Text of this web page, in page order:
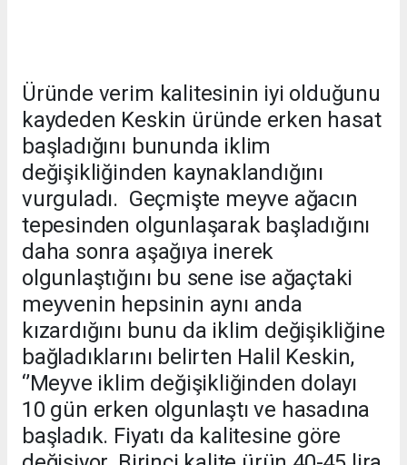
Üründe verim kalitesinin iyi olduğunu
kaydeden Keskin üründe erken hasat
başladığını bununda iklim
değişikliğinden kaynaklandığını
vurguladı. Geçmişte meyve ağacın
tepesinden olgunlaşarak başladığını
daha sonra aşağıya inerek
olgunlaştığını bu sene ise ağaçtaki
meyvenin hepsinin aynı anda
kızardığını bunu da iklim değişikliğine
bağladıklarını belirten Halil Keskin,
‘’Meyve iklim değişikliğinden dolayı
10 gün erken olgunlaştı ve hasadına
başladık. Fiyatı da kalitesine göre